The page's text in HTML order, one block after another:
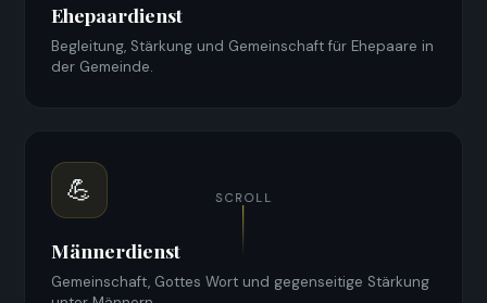
SCROLL
Ehepaardienst
Begleitung, Stärkung und Gemeinschaft für Ehepaare in
der Gemeinde.
💪
Männerdienst
Gemeinschaft, Gottes Wort und gegenseitige Stärkung